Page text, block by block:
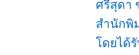
ศรีสุดา
สำนักพิ
โดยได้